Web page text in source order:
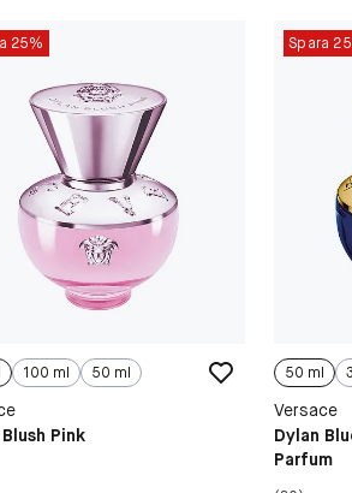
25%
100 ml 50 ml
Pink
Spara
50 ml
Versace
Dylan
Parfum